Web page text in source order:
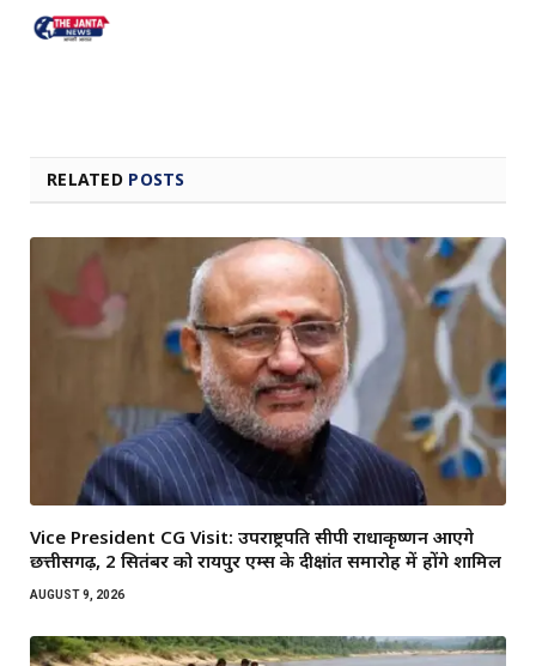
RELATED POSTS
Vice President CG Visit: उपराष्ट्रपति सीपी राधाकृष्णन आएंगे
छत्तीसगढ़, 2 सितंबर को रायपुर एम्स के दीक्षांत समारोह में होंगे शामिल
AUGUST 9, 2026